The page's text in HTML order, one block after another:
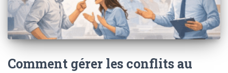
Comment gérer les conflits au